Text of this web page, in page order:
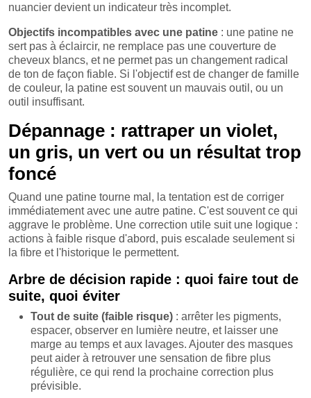
nuancier devient un indicateur très incomplet.
Objectifs incompatibles avec une patine : une patine ne
sert pas à éclaircir, ne remplace pas une couverture de
cheveux blancs, et ne permet pas un changement radical
de ton de façon fiable. Si l'objectif est de changer de famille
de couleur, la patine est souvent un mauvais outil, ou un
outil insuffisant.
Dépannage : rattraper un violet,
un gris, un vert ou un résultat trop
foncé
Quand une patine tourne mal, la tentation est de corriger
immédiatement avec une autre patine. C'est souvent ce qui
aggrave le problème. Une correction utile suit une logique :
actions à faible risque d'abord, puis escalade seulement si
la fibre et l'historique le permettent.
Arbre de décision rapide : quoi faire tout de
suite, quoi éviter
Tout de suite (faible risque) : arrêter les pigments,
espacer, observer en lumière neutre, et laisser une
marge au temps et aux lavages. Ajouter des masques
peut aider à retrouver une sensation de fibre plus
régulière, ce qui rend la prochaine correction plus
prévisible.